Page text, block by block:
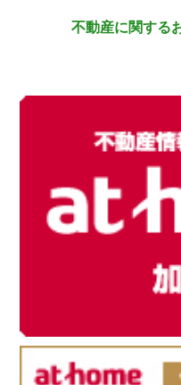
不動産に関する